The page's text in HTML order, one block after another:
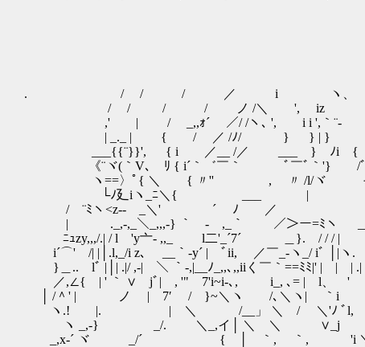
. / / / ／ i ヽ、
/ / / / ノ /＼ ', iz
,' | / _,,ｫ´ ／/ /ヽ､ ', i i ',｀¨-
| _._ | { / ／ /ﾉ/ } } | }
___{{¨}}', { i ／__ /／ ___ } ﾉi
《¨ヾ(｀V､ ﾘ { i´｀゛￣｀ ﾞ￣ﾞ｀'} /ﾞ
ヽ==〉ﾟ{ ＼ { 〃'' , 〃 /l/ヾ っ こ
└ﾉ廴iヽ_ﾆ＼{ ___ | っ 特別
/￣¨ﾐヽ<z--ゝ_＼' ´ ﾉ ／
| ._,-,_＼_,,,-} ｀ ‐ ,_｀ ／＞ー=ﾐヽ __./
ﾆｭzy,,,/.| / l 'y亠- ,,_ l二'_´7´ ＿}. / / / |
i´⌒' /| |│.l,_/i z､ __｀-y´ | ﾞii, ／￣_-ヽ_/ iﾞ │|ヽ.
}＿.. lﾞ |│| .|/ ,-| ＼ ｀-,|__ﾉ_,,､,,iiく￣｀==ﾐﾐ|' | | |
／,∠{ | ' ｀ ∨ jﾞ| , '"￣7'i~i-､, ￣i_, ､= | l、
│ /＾' | ノ | 7′ / }~＼ヽ /､＼ヽ| ｀i
ヽ.! |. | ＼ /__」 ＼ / ＼'ﾉ
ヽ _,-} _/. ＼_,イ│ ＼ ＼ ∨_j
_,x-´ ヾ _/´ { │ ｀, ｀, 'i ＼